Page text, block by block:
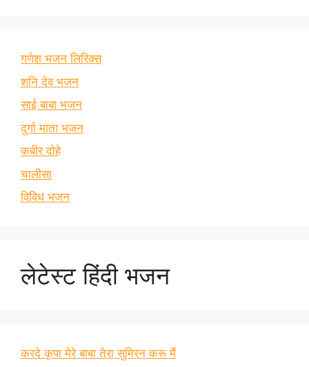
गणेश भजन लिरिक्स
शनि देव भजन
साई बाबा भजन
दुर्गा माता भजन
कबीर दोहे
चालीसा
विविध भजन
लेटेस्ट हिंदी भजन
करदे कृपा मेरे बाबा तेरा सुमिरन करू मैं